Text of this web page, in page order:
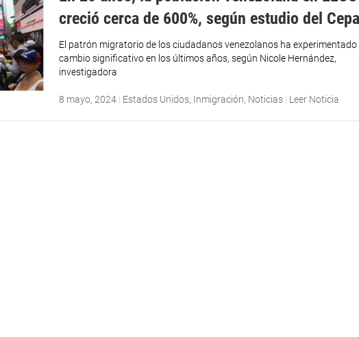
creció cerca de 600%, según estudio del
El patrón migratorio de los ciudadanos venezolanos ha experimentado
cambio significativo en los últimos años, según Nicole Hernández,
investigadora
8 mayo, 2024 | Estados Unidos, Inmigración, Noticias | Leer Noticia